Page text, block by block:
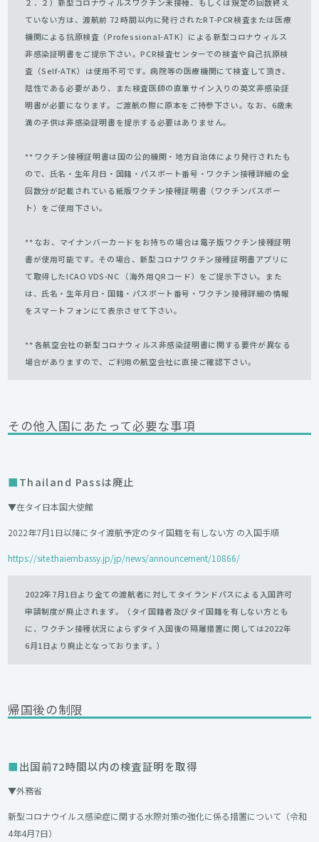
ていない方は、渡航前 72 時間以内に発行されたRT-PCR検査または医療
機関による抗原検査（Professional-ATK）による新型コロナウィルス
非感染証明書をご提示下さい。PCR検査センターでの検査や自己抗原検
査（Self-ATK）は使用不可です。病院等の医療機関にて検査して頂き、
陰性である必要があり、また検査医師の直筆サイン入りの英文非感染証
明書が必要になります。ご渡航の際に原本をご持参下さい。なお、6歳未
満の子供は非感染証明書を提示する必要はありません。
** ワクチン接種証明書は国の公的機関・地方自治体により発行されたも
ので、氏名・生年月日・国籍・パスポート番号・ワクチン接種詳細の全
回数分が記載されている紙版ワクチン接種証明書（ワクチンパスポー
ト）をご使用下さい。
** なお、マイナンバーカードをお持ちの場合は電子版ワクチン接種証明
書が使用可能です。その場合、新型コロナワクチン接種証明書アプリに
て取得したICAO VDS-NC （海外用QRコード）をご提示下さい。また
は、氏名・生年月日・国籍・パスポート番号・ワクチン接種詳細の情報
をスマートフォンにて表示させて下さい。
** 各航空会社の新型コロナウィルス非感染証明書に関する要件が異なる
場合がありますので、ご利用の航空会社に直接ご確認下さい。
その他入国にあたって必要な事項
Thailand Passは廃止
▼在タイ日本国大使館
2022年7月1日以降にタイ渡航予定のタイ国籍を有しない方 の入国手順
https://site.thaiembassy.jp/jp/news/announcement/10866/
2022年7月1日より全ての渡航者に対してタイランドパスによる入国許可
申請制度が廃止されます。（タイ国籍者及びタイ国籍を有しない方とも
に、ワクチン接種状況によらずタイ入国後の隔離措置に関しては2022年
6月1日より廃止となっております。）
帰国後の制限
出国前72時間以内の検査証明を取得
▼外務省
新型コロナウイルス感染症に関する水際対策の強化に係る措置について（令和
4年4月7日）